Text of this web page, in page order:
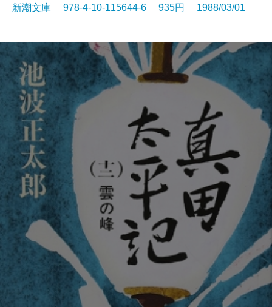
新潮文庫 978-4-10-115644-6 935円 1988/03/01